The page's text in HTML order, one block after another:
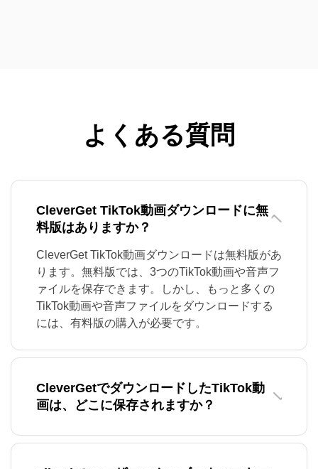
よくある質問
CleverGet TikTok動画ダウンロードに無
料版はありますか？
CleverGet TikTok動画ダウンロードは無料版があ
ります。無料版では、3つのTikTok動画や音声フ
ァイルを保存できます。しかし、もっと多くの
TikTok動画や音声ファイルをダウンロードする
には、有料版の購入が必要です。
CleverGetでダウンロードしたTikTok動
画は、どこに保存されますか？